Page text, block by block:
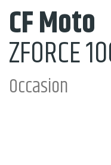
CF Moto
ZFORCE
Occasion